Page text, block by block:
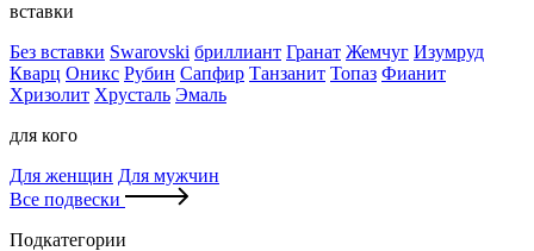
вставки
Без вставки Swarovski бриллиант Гранат Жемчуг Изумруд
Кварц Оникс Рубин Сапфир Танзанит Топаз Фианит
Хризолит Хрусталь Эмаль
для кого
Для женщин Для мужчин
Все подвески
Подкатегории